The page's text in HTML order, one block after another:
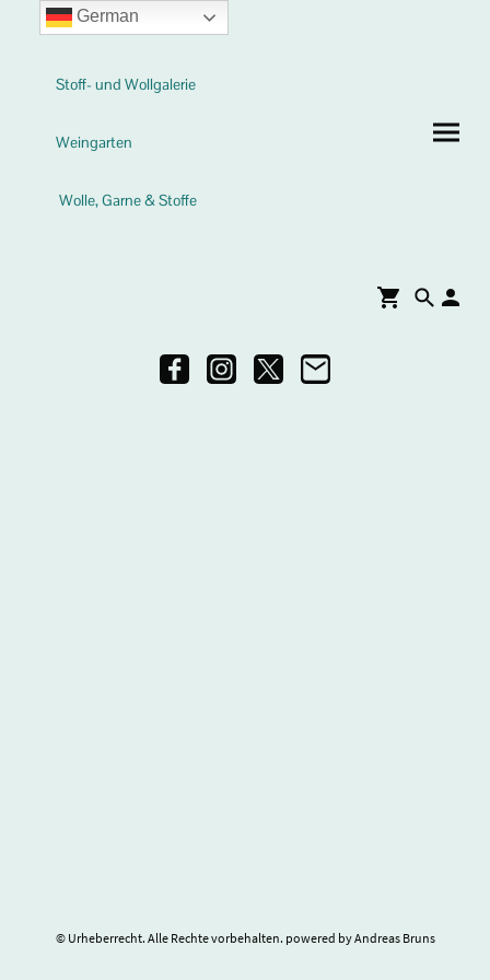
Stoff- und Wollgalerie
Weingarten
Wolle, Garne & Stoffe
© Urheberrecht. Alle Rechte vorbehalten. powered by Andreas Bruns
German